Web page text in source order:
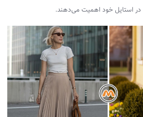
در استایل خود اهمیت می‌دهند.